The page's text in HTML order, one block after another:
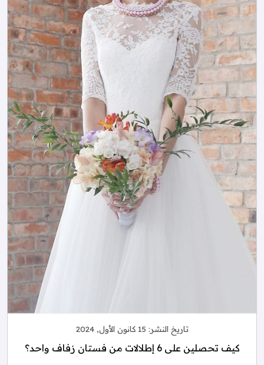
تاريخ النشر: 15 كانون الأول, 2024
كيف تحصلين على 6 إطلالات من فستان زفاف واحد؟